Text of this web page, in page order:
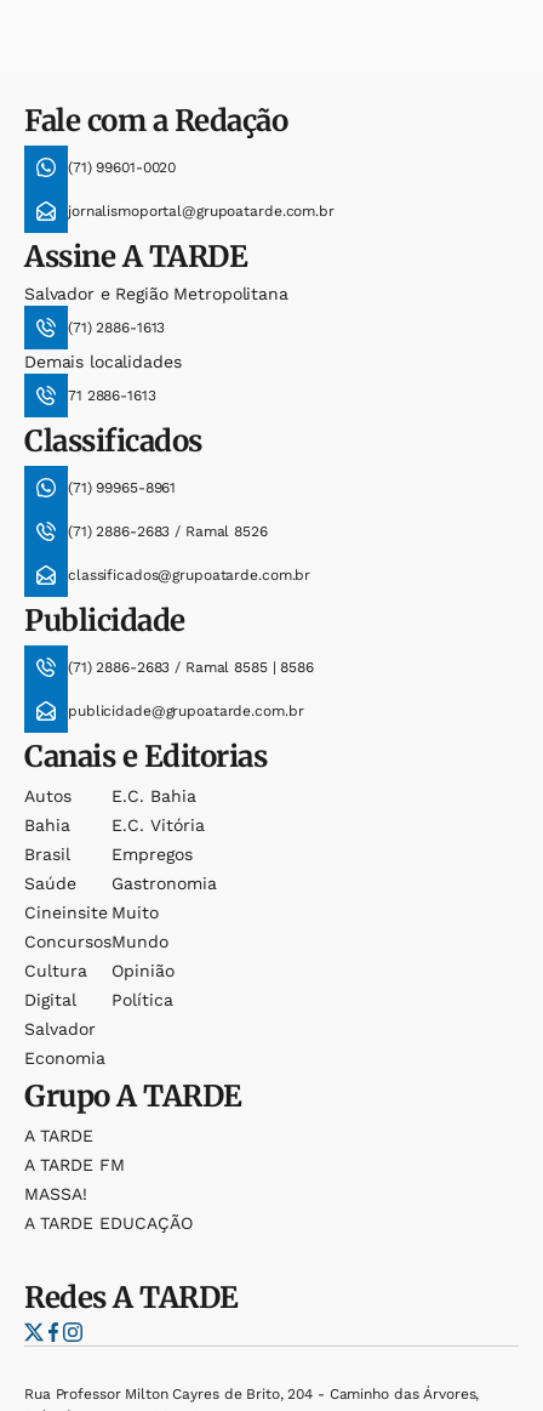
Fale com a Redação
(71) 99601-0020
jornalismoportal@grupoatarde.com.br
AssineA TARDE
Salvador e Região Metropolitana
(71) 2886-1613
Demais localidades
71 2886-1613
Classificados
(71) 99965-8961
(71) 2886-2683 / Ramal 8526
classificados@grupoatarde.com.br
Publicidade
(71) 2886-2683 / Ramal 8585 | 8586
publicidade@grupoatarde.com.br
Canais e Editorias
Autos
Bahia
Brasil
Saúde
Cineinsite
Concursos
Cultura
Digital
Salvador
Economia
E.c. Bahia
E.c. Vitória
Empregos
Gastronomia
Muito
Mundo
Opinião
Política
GrupoA TARDE
A TARDE
A TARDE FM
MASSA!
A TARDE EDUCAÇÃO
RedesA TARDE
Rua Professor Milton Cayres de Brito, 204 - Caminho das Árvores,